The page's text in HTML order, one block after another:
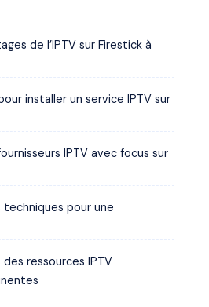
de l’IPTV sur Firestick à
installer un service IPTV sur
IPTV avec focus sur
pour une
ressources IPTV